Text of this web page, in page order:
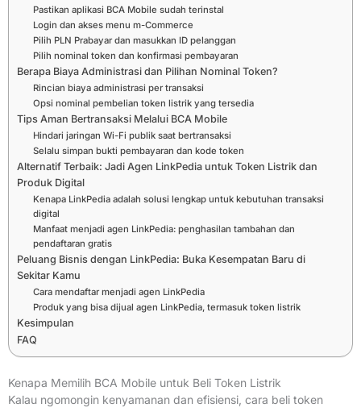
Pastikan aplikasi BCA Mobile sudah terinstal
Login dan akses menu m-Commerce
Pilih PLN Prabayar dan masukkan ID pelanggan
Pilih nominal token dan konfirmasi pembayaran
Berapa Biaya Administrasi dan Pilihan Nominal Token?
Rincian biaya administrasi per transaksi
Opsi nominal pembelian token listrik yang tersedia
Tips Aman Bertransaksi Melalui BCA Mobile
Hindari jaringan Wi-Fi publik saat bertransaksi
Selalu simpan bukti pembayaran dan kode token
Alternatif Terbaik: Jadi Agen LinkPedia untuk Token Listrik dan
Produk Digital
Kenapa LinkPedia adalah solusi lengkap untuk kebutuhan transaksi
digital
Manfaat menjadi agen LinkPedia: penghasilan tambahan dan
pendaftaran gratis
Peluang Bisnis dengan LinkPedia: Buka Kesempatan Baru di
Sekitar Kamu
Cara mendaftar menjadi agen LinkPedia
Produk yang bisa dijual agen LinkPedia, termasuk token listrik
Kesimpulan
FAQ
Kenapa Memilih BCA Mobile untuk Beli Token Listrik
Kalau ngomongin kenyamanan dan efisiensi, cara beli token